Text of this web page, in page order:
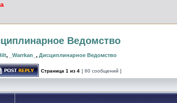
Ведомство
, _Warrkan_ , Дисциплинарное Ведомство
новую тему Ответить на тему
Страница 1 из 4 [ 60 сообщений ]